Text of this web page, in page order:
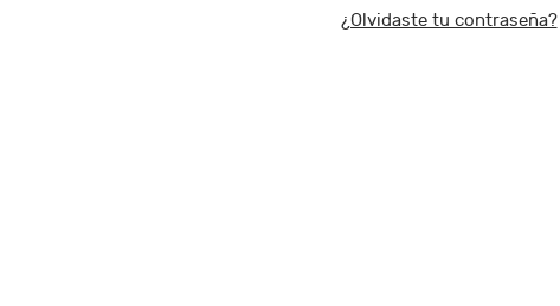
¿Olvidaste tu contraseña?